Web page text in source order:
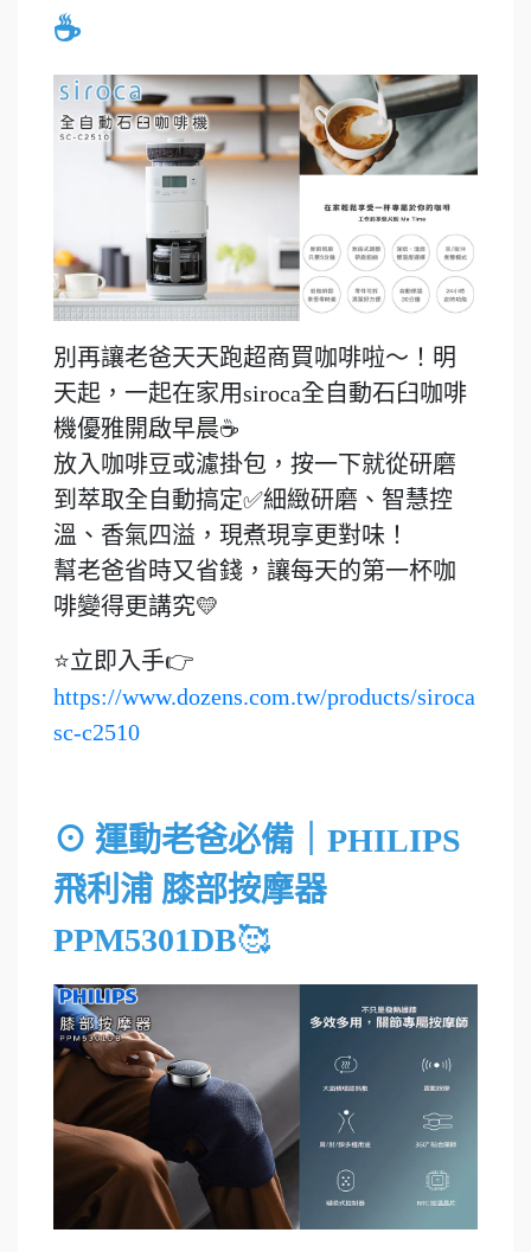
☕
別再讓老爸天天跑超商買咖啡啦～！明
天起，一起在家用siroca全自動石臼咖啡
機優雅開啟早晨☕
放入咖啡豆或濾掛包，按一下就從研磨
到萃取全自動搞定✅細緻研磨、智慧控
溫、香氣四溢，現煮現享更對味！
幫老爸省時又省錢，讓每天的第一杯咖
啡變得更講究💛
⭐立即入手👉
https://www.dozens.com.tw/products/siroca
sc-c2510
⊙ 運動老爸必備｜PHILIPS
飛利浦 膝部按摩器
PPM5301DB🥰